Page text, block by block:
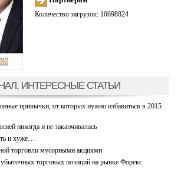
Количество загрузок: 10698824
ИНТЕРЕСНЫЕ СТАТЬИ
привычки, от которых нужно избавиться в 2015
никогда и не заканчивалась
и хуже…
торговли мусорными акциями
торговых позиций на рынке Форекс